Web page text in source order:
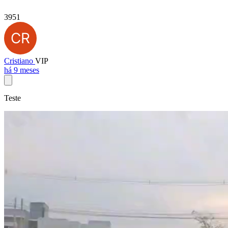
3951
Cristiano VIP
há 9 meses
Teste